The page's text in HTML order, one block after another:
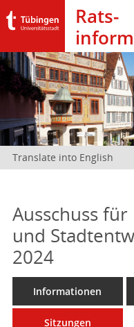
Rats­
Translate into English
Ausschuss
und
2024
Informationen
Sitzungen